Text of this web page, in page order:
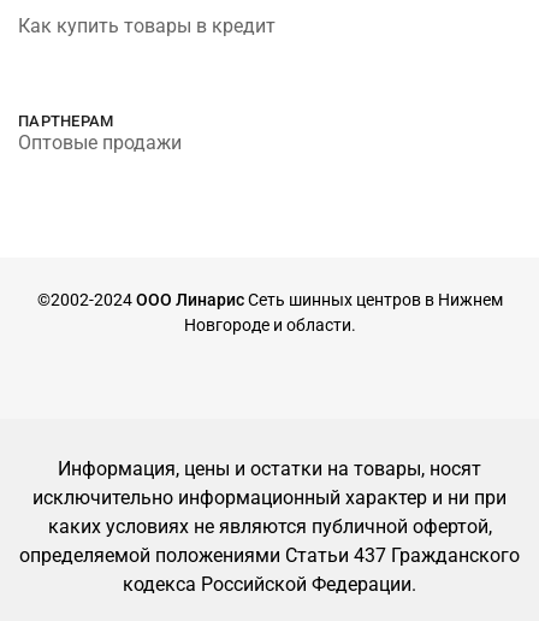
Как купить товары в кредит
ПАРТНЕРАМ
Оптовые продажи
©2002-2024ООО ЛинарисСеть шинных центров в Нижнем
Новгороде и области.
Информация, цены и остатки на товары, носят
исключительно информационный характер и ни при
каких условиях не являются публичной офертой,
определяемой положениями Статьи 437 Гражданского
кодекса Российской Федерации.